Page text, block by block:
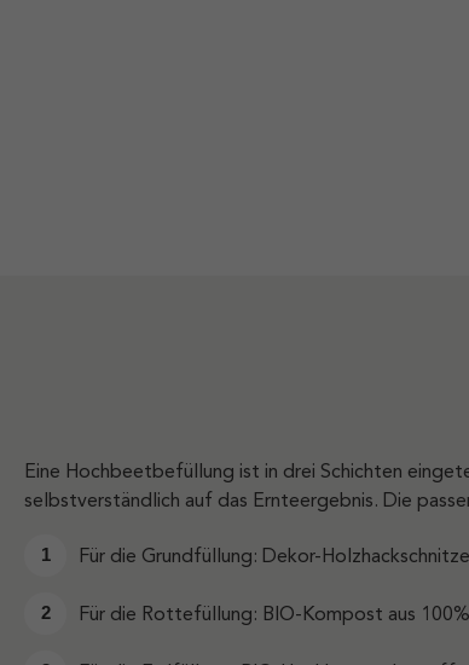
Eine Hochbeetbefüllung ist in drei Schichten
selbstverständlich auf das Ernteergebnis. Die
Für die Grundfüllung: Dekor-
Für die Rottefüllung: BIO-Kompost aus